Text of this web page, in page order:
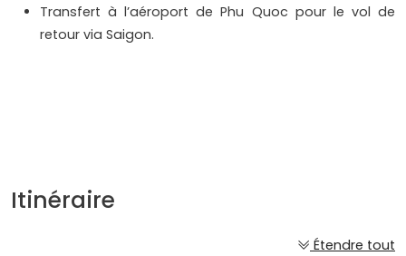
Transfert à l’aéroport de Phu Quoc pour le vol de
retour via Saigon.
Itinéraire
Étendre tout